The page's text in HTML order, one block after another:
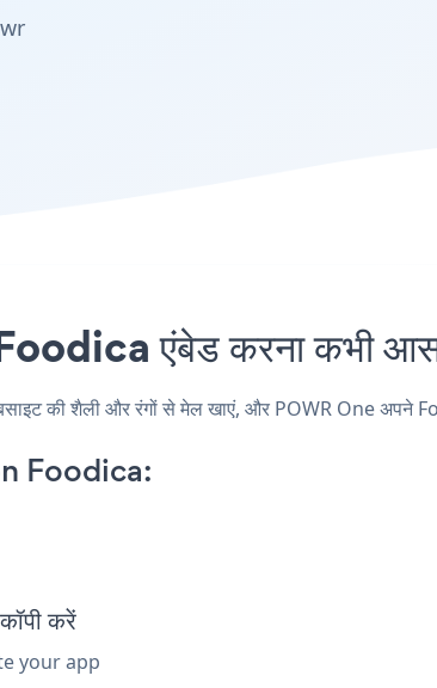
एंबेड करना कभी
की शैली और रंगों से मेल खाएं, और POWR One अपने
Foodica:
करें
your app